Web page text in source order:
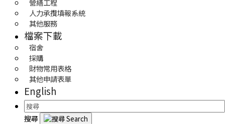
營繕工程
人力承攬填報系統
其他服務
檔案下載
宿舍
採購
財物常用表格
其他申請表單
English
搜尋